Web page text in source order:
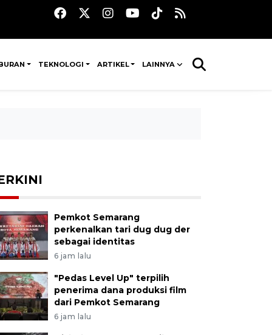
TEKNOLOGI ARTIKEL LAINNYA
Pemkot Semarang
perkenalkan tari dug dug der
sebagai identitas
6 jam lalu
"Pedas Level Up" terpilih
penerima dana produksi film
dari Pemkot Semarang
6 jam lalu